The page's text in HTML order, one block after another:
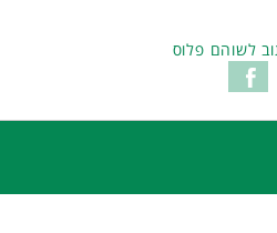
לשוהם פלוס